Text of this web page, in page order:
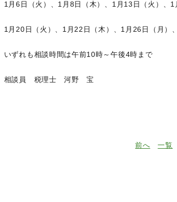
1月6日（火）、1月8日（木）、1月13日（火）、1
1月20日（火）、1月22日（木）、1月26日（月）
いずれも相談時間は午前10時～午後4時まで
相談員 税理士 河野 宝
前へ 一覧